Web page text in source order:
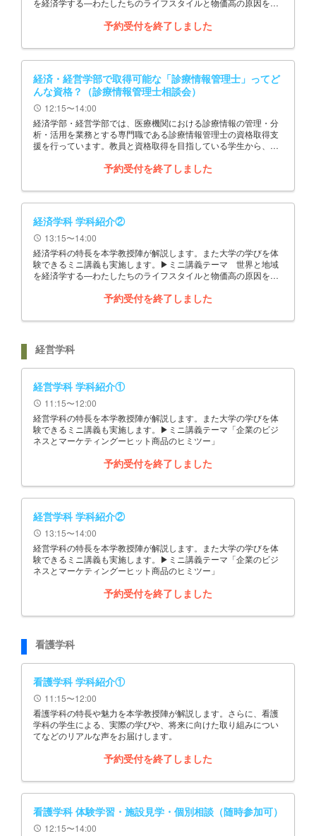
を経済学する―わたしたちのライフスタイルと物価高の原因を探
予約受付を終了しました
経済・経営学部で取得可能な「診療情報管理士」ってど
んな資格？（診療情報管理士相談会）
schedule 12:15〜14:00
経済学部・経営学部では、医療機関における診療情報の管理・分
析・活用を業務とする専門職である診療情報管理士の資格取得支
援を行っています。教員と資格取得を目指している学生から、診
予約受付を終了しました
経済学科 学科紹介②
schedule 13:15〜14:00
経済学科の特長を本学教授陣が解説します。また大学の学びを体
験できるミニ講義も実施します。▶ミニ講義テーマ 世界と地域
を経済学する―わたしたちのライフスタイルと物価高の原因を探
予約受付を終了しました
経営学科
経営学科 学科紹介①
schedule 11:15〜12:00
経営学科の特長を本学教授陣が解説します。また大学の学びを体
験できるミニ講義も実施します。▶ミニ講義テーマ「企業のビジ
ネスとマーケティングーヒット商品のヒミツー」
予約受付を終了しました
経営学科 学科紹介②
schedule 13:15〜14:00
経営学科の特長を本学教授陣が解説します。また大学の学びを体
験できるミニ講義も実施します。▶ミニ講義テーマ「企業のビジ
ネスとマーケティングーヒット商品のヒミツー」
予約受付を終了しました
看護学科
看護学科 学科紹介①
schedule 11:15〜12:00
看護学科の特長や魅力を本学教授陣が解説します。さらに、看護
学科の学生による、実際の学びや、将来に向けた取り組みについ
てなどのリアルな声をお届けします。
予約受付を終了しました
看護学科 体験学習・施設見学・個別相談（随時参加可）
schedule 12:15〜14:00